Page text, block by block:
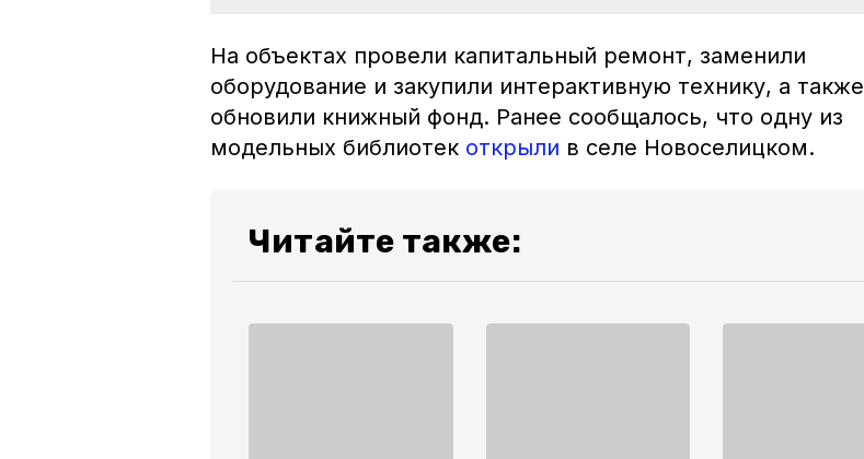
На объектах провели капитальный ремонт, заменили
оборудование и закупили интерактивную технику, а также
обновили книжный фонд. Ранее сообщалось, что одну из
модельных библиотек открыли в селе Новоселицком.
Читайте также: